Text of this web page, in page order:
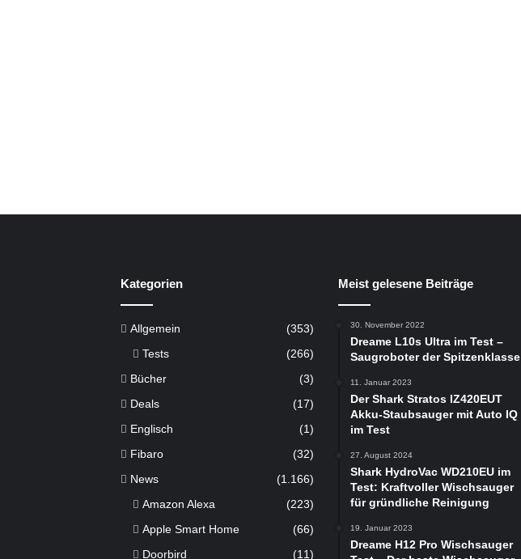
Kategorien
Allgemein (353)
Tests (266)
Bücher (3)
Deals (17)
Englisch (1)
Fibaro (32)
News (1.166)
Amazon Alexa
(223)
Apple Smart Home
(66)
Doorbird
(11)
Meist gelesene Beiträge
30. November 2022
Dreame L10s Ultra im Test –
Saugroboter der Spitzenklasse
11. Januar 2023
Der Shark Stratos IZ420EUT
Akku-Staubsauger mit Auto IQ
im Test
27. August 2024
Shark HydroVac WD210EU im
Test: Kraftvoller Wischsauger
für gründliche Reinigung
19. Januar 2023
Dreame H12 Pro Wischsauger